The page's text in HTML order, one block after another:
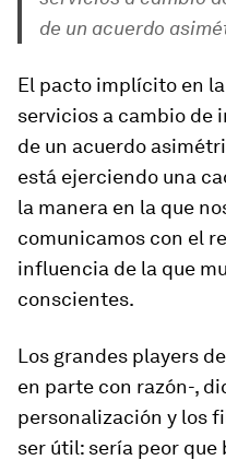
de un acuerdo
El pacto implícito en
servicios a cambio de
de un acuerdo
está ejerciendo una
la manera en la que
comunicamos con el
influencia de la que
conscientes.
Los grandes players
en parte con razón-,
personalización y los
ser útil: sería peor que